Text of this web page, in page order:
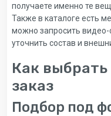
получаете именно те
Также в каталоге есть
можно запросить
уточнить состав и
Как
заказ
Подбор под